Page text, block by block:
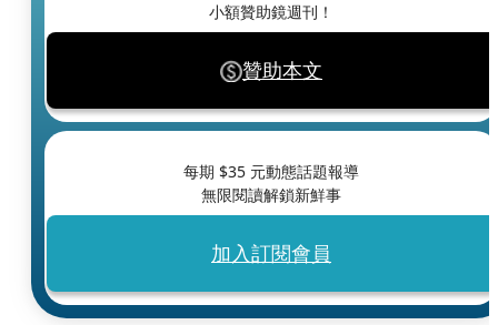
小額贊助鏡週刊！
贊助本文
每期 $35 元動態話題報導
無限閱讀解鎖新鮮事
加入訂閱會員